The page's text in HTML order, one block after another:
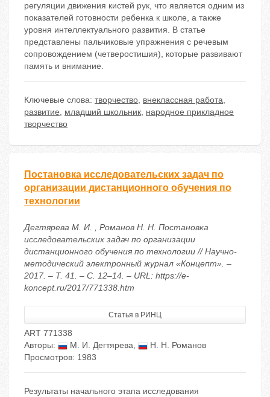
регуляции движения кистей рук, что является одним из
показателей готовности ребенка к школе, а также
уровня интеллектуального развития. В статье
представлены пальчиковые упражнения с речевым
сопровождением (четверостишия), которые развивают
память и внимание.
Ключевые слова: творчество, внеклассная работа,
развитие, младший школьник, народное прикладное
творчество
Постановка исследовательских задач по
организации дистанционного обучения по
технологии
Дегтярева М. И. , Романов Н. Н. Постановка
исследовательских задач по организации
дистанционного обучения по технологии // Научно-
методический электронный журнал «Концепт». –
2017. – Т. 41. – С. 12–14. – URL: https://e-
koncept.ru/2017/771338.htm
Статья в РИНЦ
ART 771338
Авторы:
М. И. Дегтярева,
Н. Н. Романов
Просмотров: 1983
Результаты начального этапа исследования